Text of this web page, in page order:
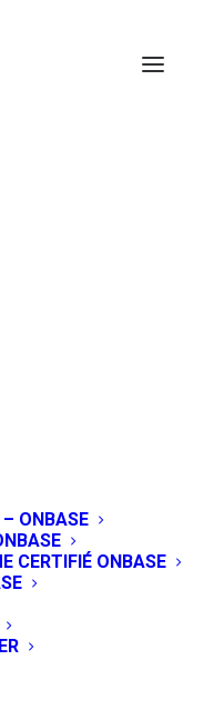
ONBASE
CERTIFIÉ ONBASE
novembre
Afrique
Quelles
?
de sa
?
au